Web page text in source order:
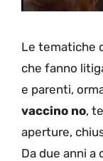
Le tematiche
che fanno
e parenti,
vaccino no,
aperture,
Da due anni a